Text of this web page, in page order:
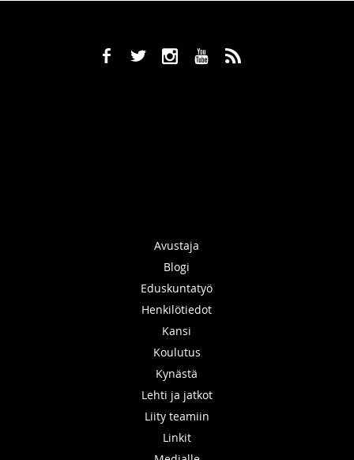
b a x r ,
Avustaja
Blogi
Eduskuntatyö
Henkilötiedot
Kansi
Koulutus
Kynästä
Lehti ja jatkot
Liity teamiin
Linkit